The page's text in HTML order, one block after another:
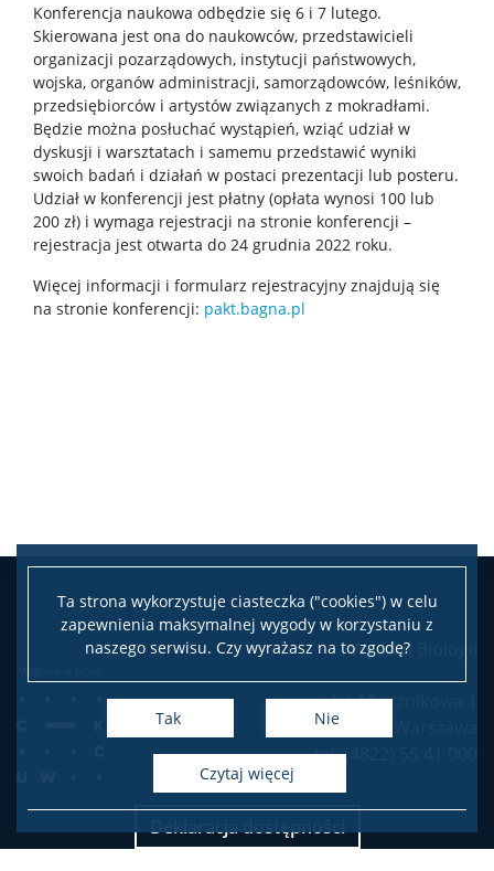
Ta strona wykorzystuje ciasteczka ("cookies") w celu
zapewnienia maksymalnej wygody w korzystaniu z
naszego serwisu. Czy wyrażasz na to zgodę?
Tak Nie
czytaj więcej
Dane badawcze UW
POPULARYZACJA
Posłuchaj o nauce
Poczytaj o nauce
Wydarzenia
Spółki spin-off
KONTAKT
Konferencja naukowa odbędzie się 6 i 7 lutego.
Skierowana jest ona do naukowców, przedstawicieli
organizacji pozarządowych, instytucji państwowych,
wojska, organów administracji, samorządowców, leśników,
przedsiębiorców i artystów związanych z mokradłami.
Będzie można posłuchać wystąpień, wziąć udział w
dyskusji i warsztatach i samemu przedstawić wyniki
swoich badań i działań w postaci prezentacji lub posteru.
Udział w konferencji jest płatny (opłata wynosi 100 lub
200 zł) i wymaga rejestracji na stronie konferencji –
rejestracja jest otwarta do 24 grudnia 2022 roku.
Więcej informacji i formularz rejestracyjny znajdują się
na stronie konferencji: pakt.bagna.pl
Wydział Biologii
ul. I. Miecznikowa 1
02-096 Warszawa
tel. (4822) 55 41 000
Deklaracja dostępności